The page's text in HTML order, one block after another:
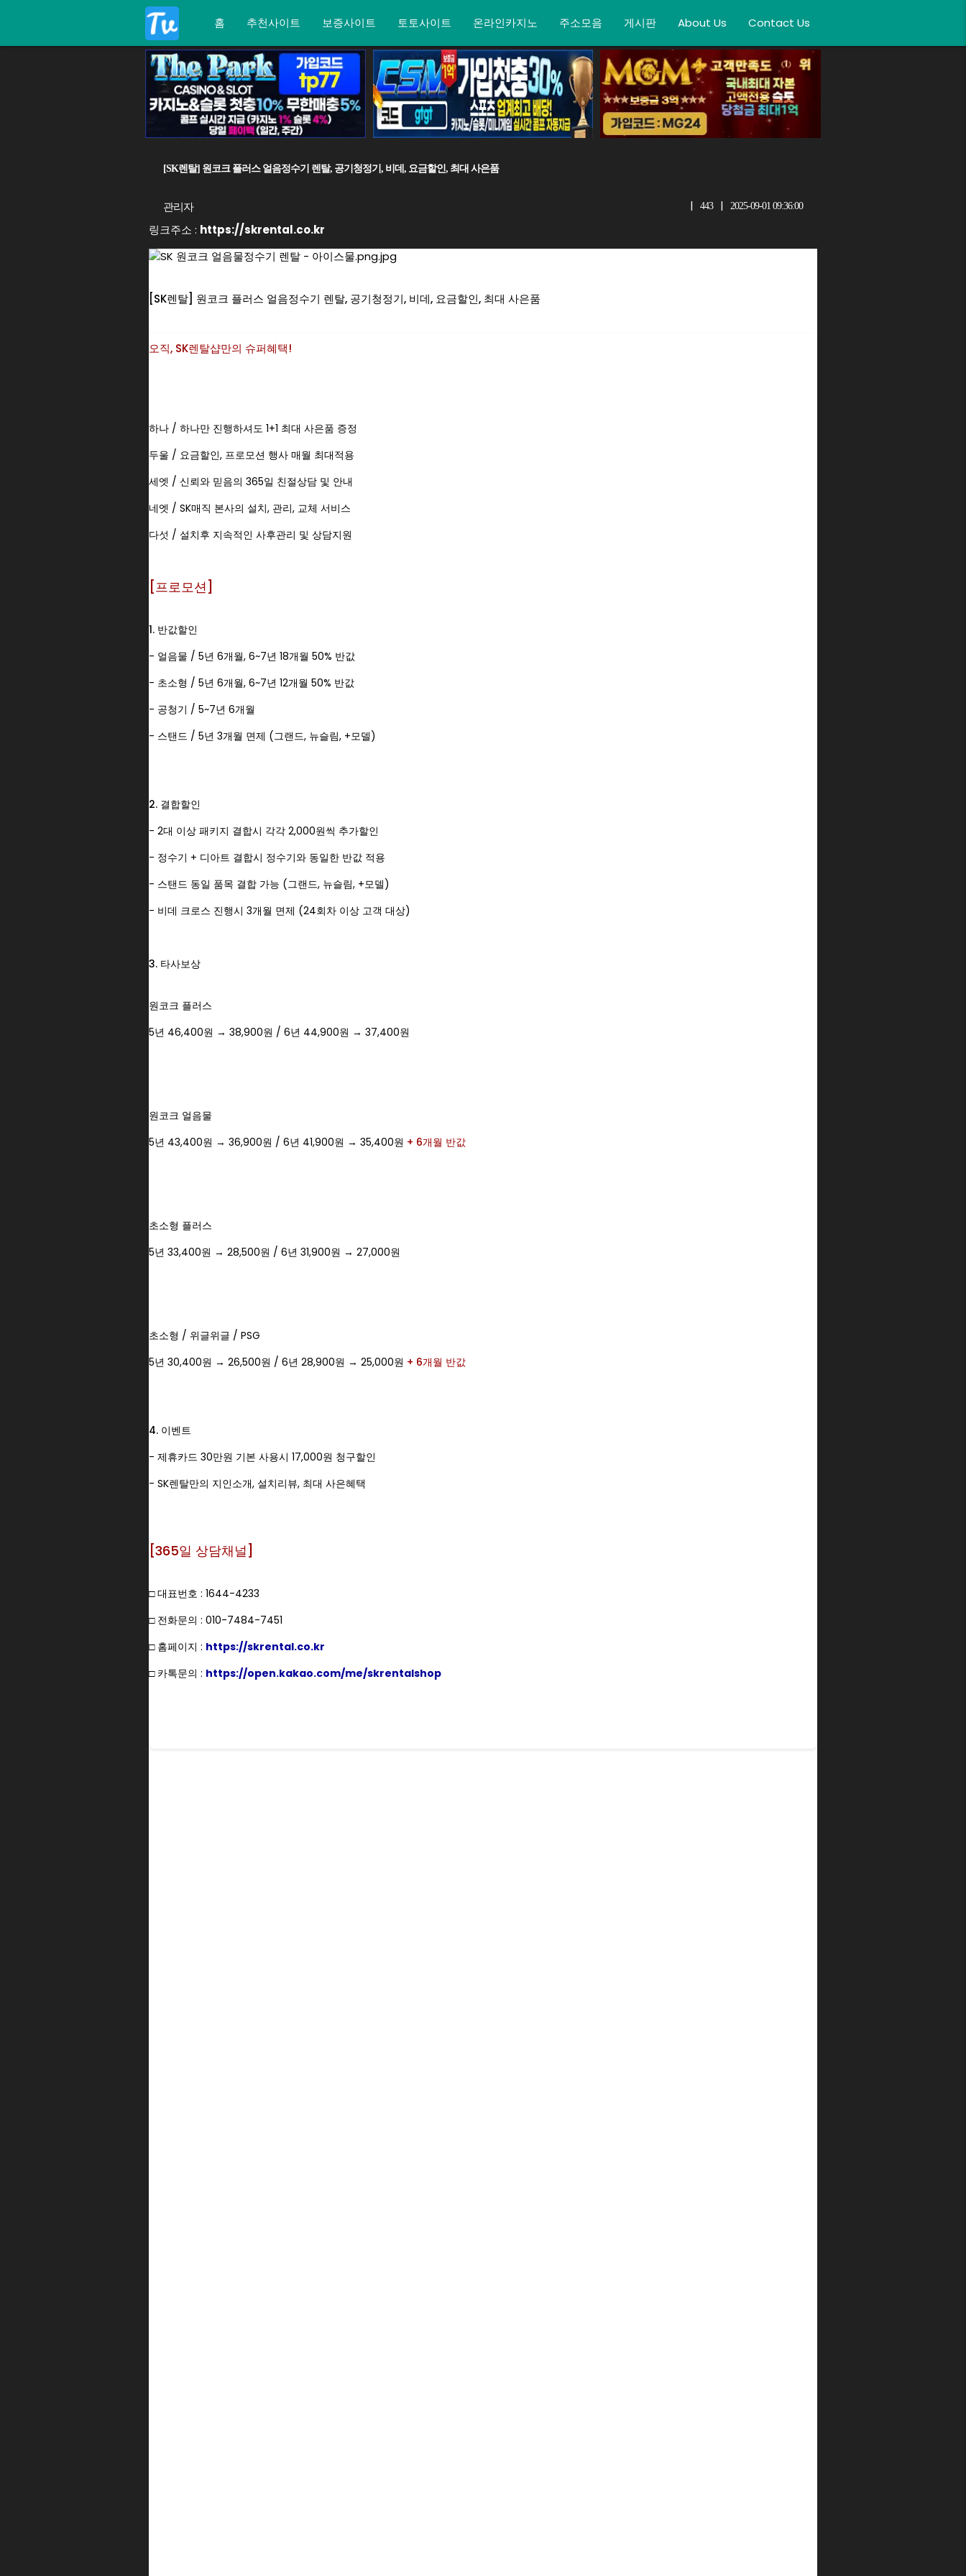
홈 추천사이트 보증사이트 토토사이트 온라인카지노 주소모음 게시판 About Us Contact Us
[SK렌탈] 원코크 플러스 얼음정수기 렌탈, 공기청정기, 비데, 요금할인, 최대 사은품
관리자 | 443 | 2025-09-01 09:36:00
링크주소 : https://skrental.co.kr
[SK렌탈] 원코크 플러스 얼음정수기 렌탈, 공기청정기, 비데, 요금할인, 최대 사은품
오직, SK렌탈샵만의 슈퍼혜택!
하나 / 하나만 진행하셔도 1+1 최대 사은품 증정
두울 / 요금할인, 프로모션 행사 매월 최대적용
세엣 / 신뢰와 믿음의 365일 친절상담 및 안내
네엣 / SK매직 본사의 설치, 관리, 교체 서비스
다섯 / 설치후 지속적인 사후관리 및 상담지원
[프로모션]
1. 반값할인
- 얼음물 / 5년 6개월, 6~7년 18개월 50% 반값
- 초소형 / 5년 6개월, 6~7년 12개월 50% 반값
- 공청기 / 5~7년 6개월
- 스탠드 / 5년 3개월 면제 (그랜드, 뉴슬림, +모델)
2. 결합할인
- 2대 이상 패키지 결합시 각각 2,000원씩 추가할인
- 정수기 + 디아트 결합시 정수기와 동일한 반값 적용
- 스탠드 동일 품목 결합 가능 (그랜드, 뉴슬림, +모델)
- 비데 크로스 진행시 3개월 면제 (24회차 이상 고객 대상)
3. 타사보상
원코크 플러스
5년 46,400원 → 38,900원 / 6년 44,900원 → 37,400원
원코크 얼음물
5년 43,400원 → 36,900원 / 6년 41,900원 → 35,400원 + 6개월 반값
초소형 플러스
5년 33,400원 → 28,500원 / 6년 31,900원 → 27,000원
초소형 / 위글위글 / PSG
5년 30,400원 → 26,500원 / 6년 28,900원 → 25,000원 + 6개월 반값
4. 이벤트
- 제휴카드 30만원 기본 사용시 17,000원 청구할인
- SK렌탈만의 지인소개, 설치리뷰, 최대 사은혜택
[365일 상담채널]
□ 대표번호 : 1644-4233
□ 전화문의 : 010-7484-7451
□ 홈페이지 : https://skrental.co.kr
□ 카톡문의 : https://open.kakao.com/me/skrentalshop